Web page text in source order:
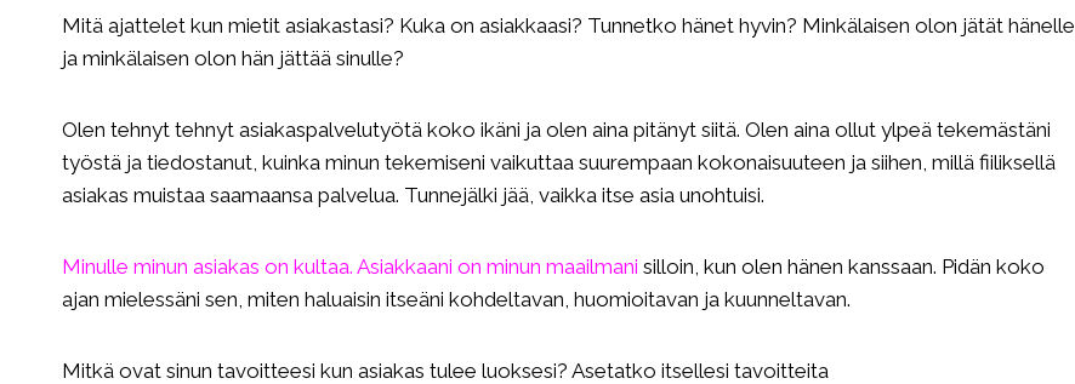
Mitä ajattelet kun mietit asiakastasi? Kuka on asiakkaasi? Tunnetko hänet hyvin? Minkälaisen olon jätät hänelle
ja minkälaisen olon hän jättää sinulle?
Olen tehnyt tehnyt asiakaspalvelutyötä koko ikäni ja olen aina pitänyt siitä. Olen aina ollut ylpeä tekemästäni
työstä ja tiedostanut, kuinka minun tekemiseni vaikuttaa suurempaan kokonaisuuteen ja siihen, millä fiiliksellä
asiakas muistaa saamaansa palvelua. Tunnejälki jää, vaikka itse asia unohtuisi.
Minulle minun asiakas on kultaa. Asiakkaani on minun maailmani silloin, kun olen hänen kanssaan. Pidän koko
ajan mielessäni sen, miten haluaisin itseäni kohdeltavan, huomioitavan ja kuunneltavan.
Mitkä ovat sinun tavoitteesi kun asiakas tulee luoksesi? Asetatko itsellesi tavoitteita